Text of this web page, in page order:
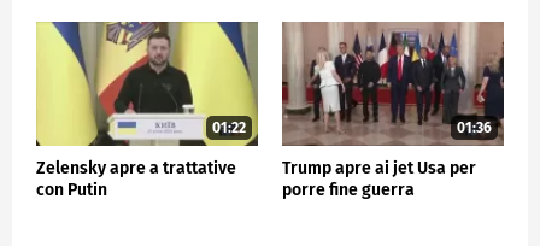
avvicineremo alla pace", ha concluso.
ESTERI
01:22
Zelensky apre a trattative
con Putin
01:36
Trump apre ai jet Usa per
porre fine guerra